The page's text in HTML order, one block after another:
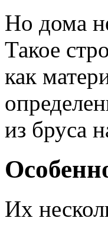
Но дома
Такое
как
из бруса
Их